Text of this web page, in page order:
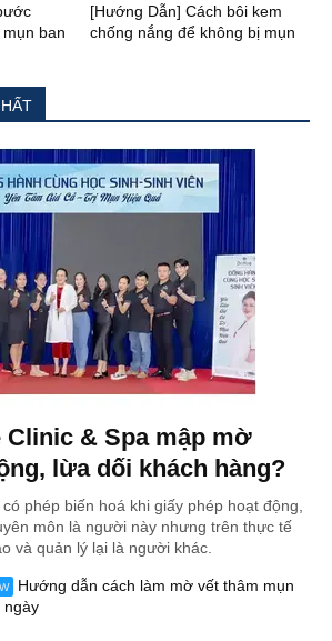
ban
[Hướng Dẫn] Cách bôi kem
chống nắng để không bị mụn
Clinic & Spa mập mờ
lừa dối khách hàng?
phép biến hoá khi giấy phép hoạt động,
môn là người này nhưng trên thực tế
và quản lý lại là người khác.
Hướng dẫn cách làm mờ vết thâm mụn
ngày